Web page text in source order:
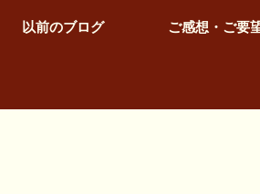
以前のブログ ご感想・ご要